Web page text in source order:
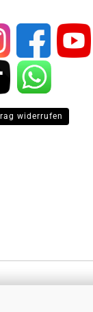
widerrufen